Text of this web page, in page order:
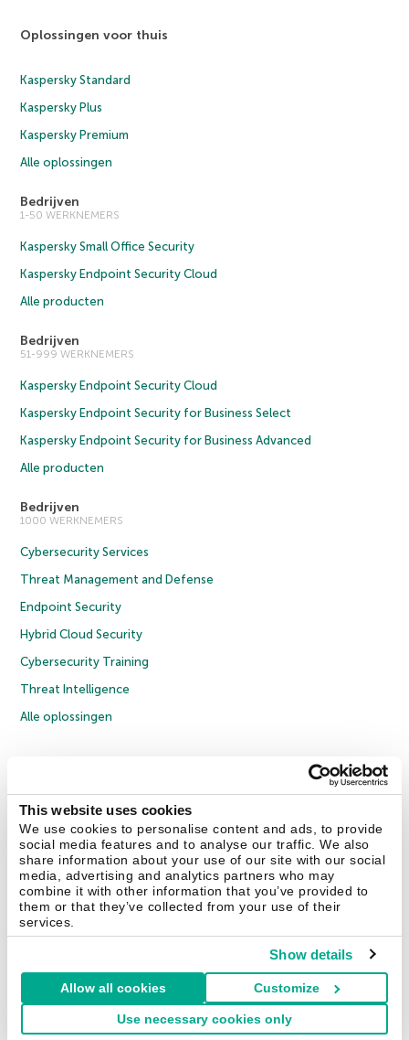
This website uses cookies
We use cookies to personalise content and ads, to provide
social media features and to analyse our traffic. We also
share information about your use of our site with our social
media, advertising and analytics partners who may
combine it with other information that you’ve provided to
them or that they’ve collected from your use of their
services.
Show details
Allow all cookies Customize
Use necessary cookies only
Oplossingen voor thuis
Kaspersky Standard
Kaspersky Plus
Kaspersky Premium
Alle oplossingen
Bedrijven
1-50 WERKNEMERS
Kaspersky Small Office Security
Kaspersky Endpoint Security Cloud
Alle producten
Bedrijven
51-999 WERKNEMERS
Kaspersky Endpoint Security Cloud
Kaspersky Endpoint Security for Business Select
Kaspersky Endpoint Security for Business Advanced
Alle producten
Bedrijven
1000 WERKNEMERS
Cybersecurity Services
Threat Management and Defense
Endpoint Security
Hybrid Cloud Security
Cybersecurity Training
Threat Intelligence
Alle oplossingen
Privacybeleid
Licentieovereenkomst B2B
Cookies
Contact Us Over ons Partners Blog Resource Center
Persberichten
Vertrouwen in Kaspersky
Securelist Eugene Personal Blog
Nederland & België